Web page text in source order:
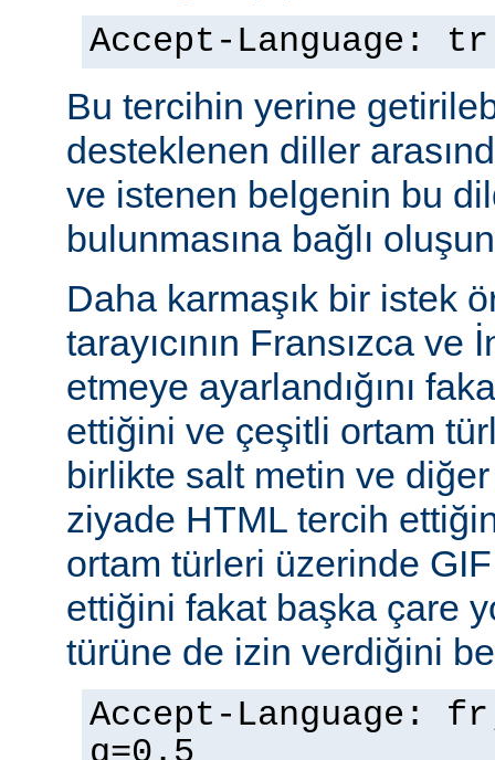
Accept-Language: tr
Bu tercihin yerine
desteklenen diller
ve istenen belgenin bu
bulunmasına bağlı
Daha karmaşık bir istek
tarayıcının Fransızca
etmeye ayarlandığını
ettiğini ve çeşitli ortam
birlikte salt metin ve
ziyade HTML tercih
ortam türleri üzerinde
ettiğini fakat başka çare
türüne de izin verdiğini
Accept-Language: